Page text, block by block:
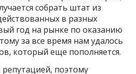
собрать штат из
в разных
год на рынке по оказанию
за все время нам удалось
который еще пополняется.
поэтому